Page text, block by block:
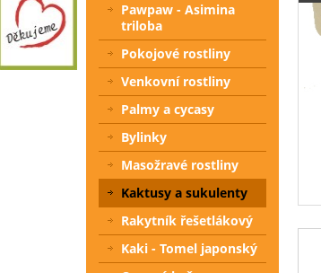
Pawpaw - Asimina
triloba
Pokojové rostliny
Venkovní rostliny
Palmy a cycasy
Bylinky
Masožravé rostliny
Kaktusy a sukulenty
Rakytník řešetlákový
Kaki - Tomel japonský